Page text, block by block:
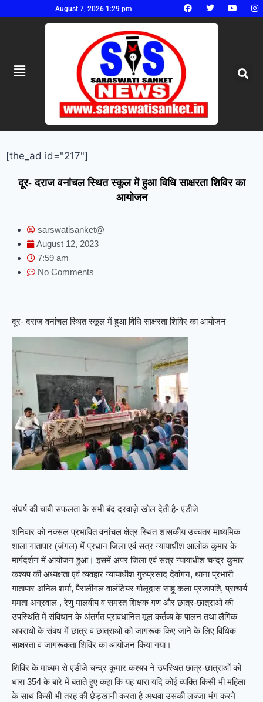
August 7, 2026 1:29 pm
[the_ad id="217"]
दूर- दराज वनांचल स्थित स्कूल में हुआ विधि साक्षरता शिविर का
आयोजन
sarswatisanket@
August 12, 2023
7:59 am
No Comments
दूर- दराज वनांचल स्थित स्कूल में हुआ विधि साक्षरता शिविर का आयोजन
संघर्ष की चाबी सफलता के सभी बंद दरवाज़े खोल देती है- एडीजे
शनिवार को नक्सल प्रभावित वनांचल क्षेत्र स्थित शासकीय उच्चतर माध्यमिक
शाला गातापार (जंगल) में प्रधान जिला एवं सत्र न्यायाधीश आलोक कुमार के
मार्गदर्शन में आयोजन हुआ। इसमें अपर जिला एवं सत्र न्यायाधीश चन्द्र कुमार
कश्यप की अध्यक्षता एवं व्यवहार न्यायाधीश गुरुप्रसाद देवांगन, थाना प्रभारी
गातापार अनिल शर्मा, पैरालीगल वालंटियर गोलूदास साहू कला प्रजापति, प्राचार्य
ममता अग्रवाल , रेणु मालवीय व समस्त शिक्षक गण और छात्र-छात्राओं की
उपस्थिति में संविधान के अंतर्गत प्रावधानित मूल कर्तव्य के पालन तथा लैंगिक
अपराधों के संबंध में छात्र व छात्राओं को जागरूक किए जाने के लिए विधिक
साक्षरता व जागरूकता शिविर का आयोजन किया गया।
शिविर के माध्यम से एडीजे चन्द्र कुमार कश्यप ने उपस्थित छात्र-छात्राओं को
धारा 354 के बारे में बताते हुए कहा कि यह धारा यदि कोई व्यक्ति किसी भी महिला
के साथ किसी भी तरह की छेड़खानी करता है अथवा उसकी लज्जा भंग करने